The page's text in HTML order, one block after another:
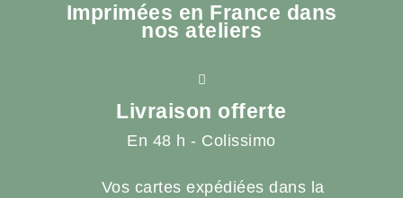
Imprimées en France dans
nos ateliers
Livraison offerte
En 48 h - Colissimo
Vos cartes expédiées dans la